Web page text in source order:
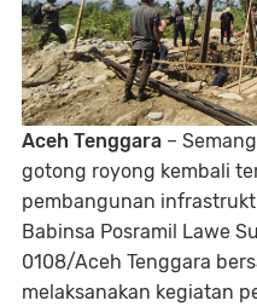
Aceh Tenggara –
gotong royong kembali
pembangunan
Babinsa Posramil Lawe
0108/Aceh Tenggara
melaksanakan kegiatan